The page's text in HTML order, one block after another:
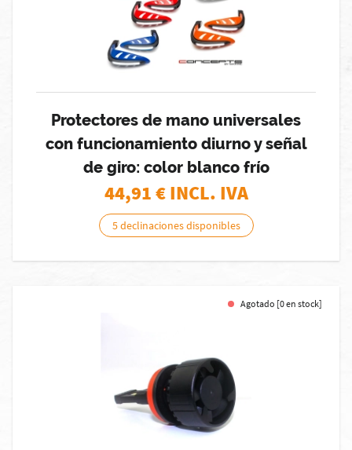
Protectores de mano universales
con funcionamiento diurno y señal
de giro: color blanco frío
44,91€ INCL. IVA
5 declinaciones disponibles
Agotado [0 en stock]